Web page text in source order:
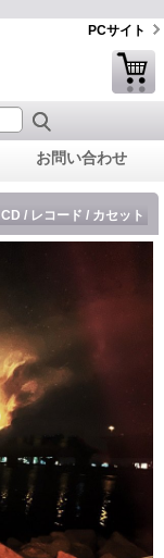
PCサイト
お問い合わせ
CD / レコード / カセット